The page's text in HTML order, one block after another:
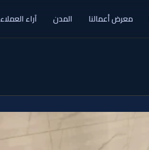
معرض أعمالنا المدن آراء العملاء